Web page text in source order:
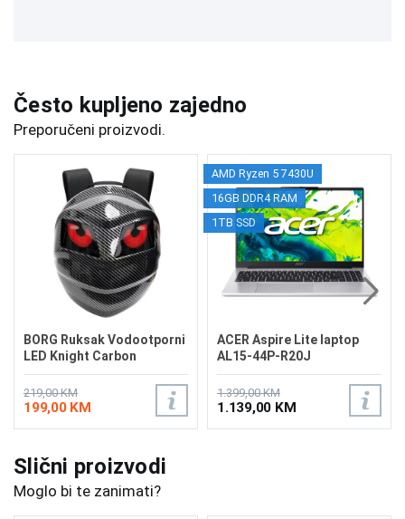
Često kupljeno zajedno
Preporučeni proizvodi.
BORG Ruksak Vodootporni
LED Knight Carbon
219,00 KM
199,00 KM
AMD Ryzen 5 7430U
16GB DDR4 RAM
1TB SSD
ACER Aspire Lite laptop
AL15-44P-R20J
1.399,00 KM
1.139,00 KM
Slični proizvodi
Moglo bi te zanimati?